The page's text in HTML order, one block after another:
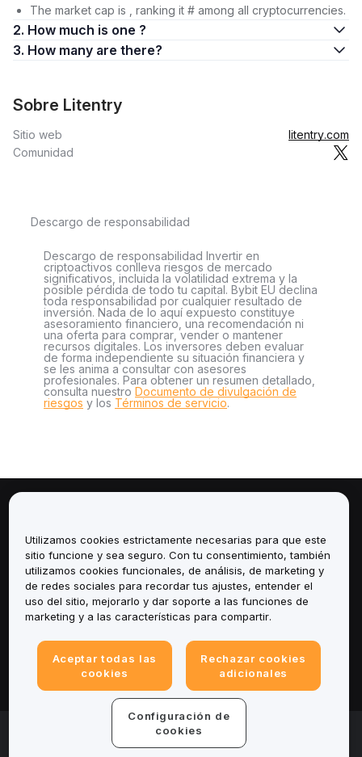
The market cap is , ranking it # among all cryptocurrencies.
2. How much is one ?
3. How many are there?
Sobre Litentry
Sitio web
litentry.com
Comunidad
Descargo de responsabilidad
Descargo de responsabilidad Invertir en
criptoactivos conlleva riesgos de mercado
significativos, incluida la volatilidad extrema y la
posible pérdida de todo tu capital. Bybit EU declina
toda responsabilidad por cualquier resultado de
inversión. Nada de lo aquí expuesto constituye
asesoramiento financiero, una recomendación ni
una oferta para comprar, vender o mantener
recursos digitales. Los inversores deben evaluar
de forma independiente su situación financiera y
se les anima a consultar con asesores
profesionales. Para obtener un resumen detallado,
consulta nuestro Documento de divulgación de
riesgos y los Términos de servicio.
Servicios
Soporte
© 2025-2026 Bybit.eu. All rights reserved.
Utilizamos cookies estrictamente necesarias para que este
sitio funcione y sea seguro. Con tu consentimiento, también
utilizamos cookies funcionales, de análisis, de marketing y
de redes sociales para recordar tus ajustes, entender el
uso del sitio, mejorarlo y dar soporte a las funciones de
marketing y a las características para compartir.
Aceptar todas las
cookies
Rechazar cookies
adicionales
Configuración de
cookies